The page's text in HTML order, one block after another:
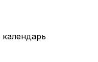
календарь